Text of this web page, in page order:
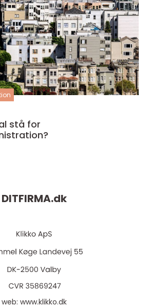
stå for
DITFIRMA.dk
web: www.klikko.dk